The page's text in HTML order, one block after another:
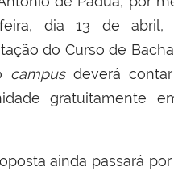
dia 13 de abril,
do Curso de
campusdeverá
gratuitamente
ainda passará